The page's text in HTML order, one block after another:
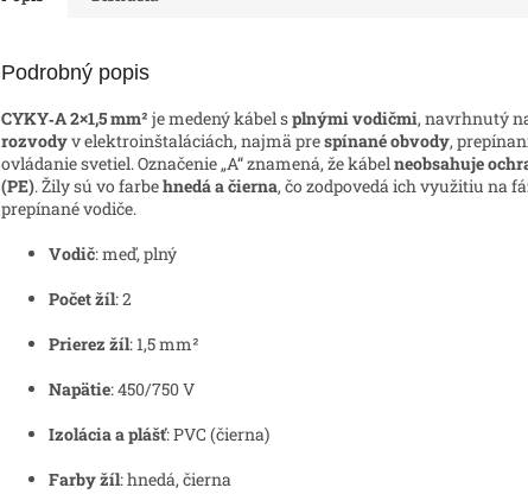
Podrobný popis
CYKY‑A 2×1,5 mm² je medený kábel splnými vodičmi, navrhnutý
rozvodyv elektroinštaláciách, najmä prespínané obvody,
ovládanie svetiel. Označenie „A“ znamená, že kábelneobsahuje
(PE). Žily sú vo farbehnedá a čierna, čo zodpovedá ich využitiu na
prepínané vodiče.
Vodič: meď, plný
Počet žíl: 2
Prierez žíl: 1,5 mm²
Napätie: 450/750 V
Izolácia a plášť: PVC (čierna)
Farby žíl: hnedá, čierna